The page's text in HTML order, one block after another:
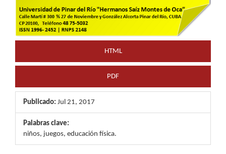
HTML
PDF
Publicado: Jul 21, 2017
Palabras clave:
niños, juegos, educación física.